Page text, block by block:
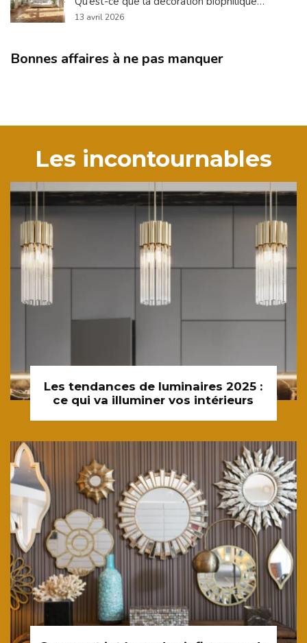
13 avril 2026
Bonnes affaires à ne pas manquer
Les incontournables
Les tendances de luminaires 2025 :
ce qui va illuminer vos intérieurs